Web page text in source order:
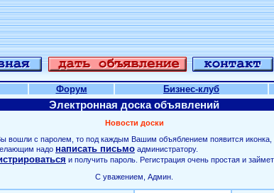
Форум Бизнес-клуб
Электронная доска объявлений
Новости доски
вошли с паролем, то под каждым Вашим объяблением появится иконка,
надо написать письмо администратору.
и получить пароль. Регистрация очень простая и
С уважением, Админ.